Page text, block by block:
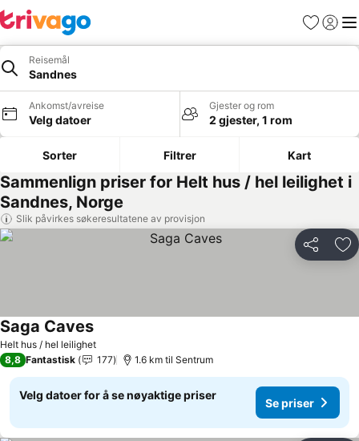
Favoritter
Logg
Reisemål
Sandnes
Ankomst/avreise
Velg datoer
Gjester og rom
2 gjester, 1 rom
Sorter Filtrer Kart
Sammenlign priser for Helt hus / hel leilighet i
Sandnes, Norge
Slik påvirkes søkeresultatene av provisjon
Del
Helt hus / hel leilighet
Saga Caves
8,8 Fantastisk 177 1.6 km til Sentrum
Velg datoer for å se nøyaktige priser
Se priser